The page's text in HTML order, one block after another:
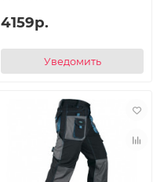
4159р.
Уведомить